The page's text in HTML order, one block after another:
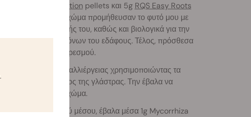
Boost Organic Nutrition pellets και 5g RQS Easy Roots
οι προσθήκες στο χώμα προμήθευσαν το φυτό μου με
της ανάπτυξής του, καθώς και βιολογικά για την
έναντι των παθογόνων του εδάφους. Τέλος, πρόσθεσα
μέχρι το σημείο κορεσμού.
του κουτιού καλλιέργειας χρησιμοποιώντας τα
από το χείλος της γλάστρας. Την έβαλα να
ο βλαστός από το χώμα.
του καλλιεργητικού μέσου, έβαλα μέσα 1g Mycorrhiza